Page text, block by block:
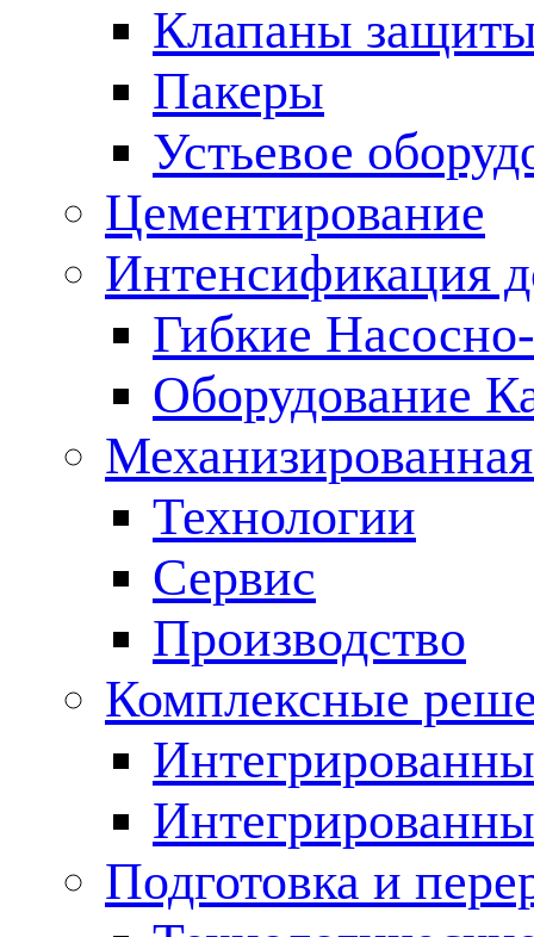
Клапаны
Пакеры
Устьевое
Цементирование
Интенсификация
Гибкие
Оборудование
Технологии
Сервис
Производство
Комплексные
Подготовка и